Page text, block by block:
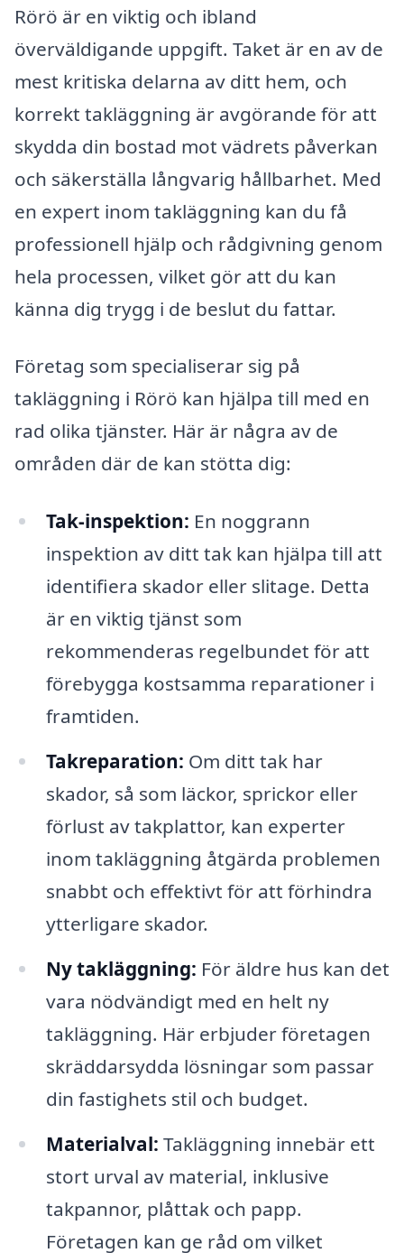
Rörö är en viktig och ibland
överväldigande uppgift. Taket är en av de
mest kritiska delarna av ditt hem, och
korrekt takläggning är avgörande för att
skydda din bostad mot vädrets påverkan
och säkerställa långvarig hållbarhet. Med
en expert inom takläggning kan du få
professionell hjälp och rådgivning genom
hela processen, vilket gör att du kan
känna dig trygg i de beslut du fattar.
Företag som specialiserar sig på
takläggning i Rörö kan hjälpa till med en
rad olika tjänster. Här är några av de
områden där de kan stötta dig:
Tak-inspektion: En noggrann
inspektion av ditt tak kan hjälpa till att
identifiera skador eller slitage. Detta
är en viktig tjänst som
rekommenderas regelbundet för att
förebygga kostsamma reparationer i
framtiden.
Takreparation: Om ditt tak har
skador, så som läckor, sprickor eller
förlust av takplattor, kan experter
inom takläggning åtgärda problemen
snabbt och effektivt för att förhindra
ytterligare skador.
Ny takläggning: För äldre hus kan det
vara nödvändigt med en helt ny
takläggning. Här erbjuder företagen
skräddarsydda lösningar som passar
din fastighets stil och budget.
Materialval: Takläggning innebär ett
stort urval av material, inklusive
takpannor, plåttak och papp.
Företagen kan ge råd om vilket